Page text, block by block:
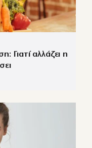
Γιατί αλλάζει η